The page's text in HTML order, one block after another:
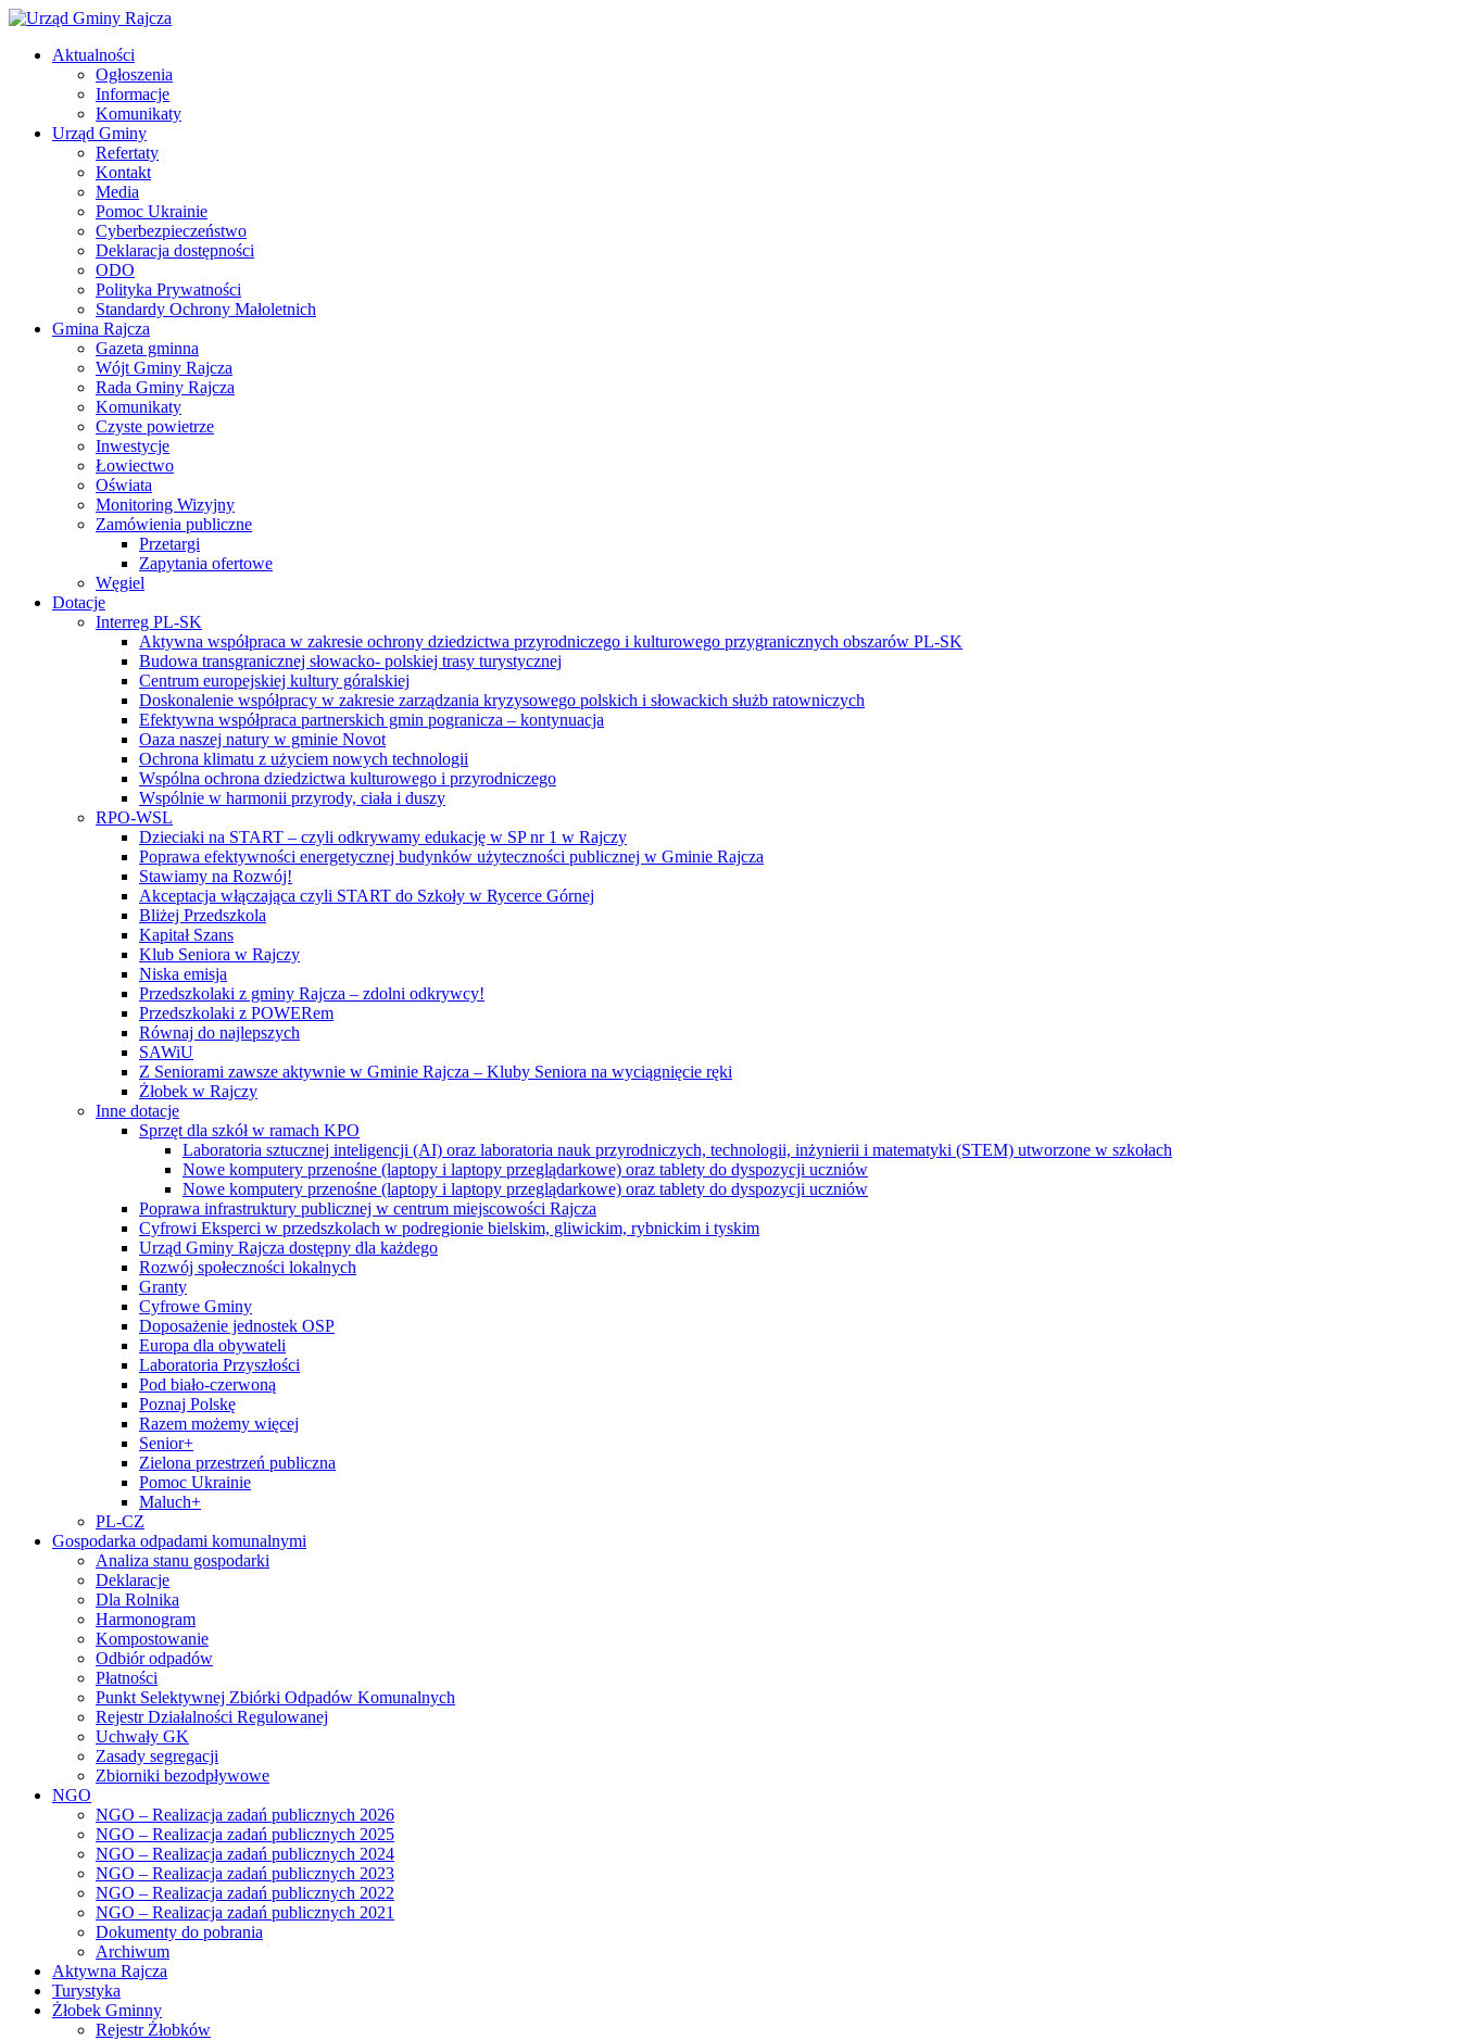
Aktualności
Ogłoszenia
Informacje
Komunikaty
Urząd Gminy
Refertaty
Kontakt
Media
Pomoc Ukrainie
Cyberbezpieczeństwo
Deklaracja dostępności
ODO
Polityka Prywatności
Standardy Ochrony Małoletnich
Gmina Rajcza
Gazeta gminna
Wójt Gminy Rajcza
Rada Gminy Rajcza
Komunikaty
Czyste powietrze
Inwestycje
Łowiectwo
Oświata
Monitoring Wizyjny
Zamówienia publiczne
Przetargi
Zapytania ofertowe
Węgiel
Dotacje
Interreg PL-SK
Aktywna współpraca w zakresie ochrony dziedzictwa przyrodniczego i kulturowego przygranicznych obszarów PL-SK
Budowa transgranicznej słowacko- polskiej trasy turystycznej
Centrum europejskiej kultury góralskiej
Doskonalenie współpracy w zakresie zarządzania kryzysowego polskich i słowackich służb ratowniczych
Efektywna współpraca partnerskich gmin pogranicza – kontynuacja
Oaza naszej natury w gminie Novot
Ochrona klimatu z użyciem nowych technologii
Wspólna ochrona dziedzictwa kulturowego i przyrodniczego
Wspólnie w harmonii przyrody, ciała i duszy
RPO-WSL
Dzieciaki na START – czyli odkrywamy edukację w SP nr 1 w Rajczy
Poprawa efektywności energetycznej budynków użyteczności publicznej w Gminie Rajcza
Stawiamy na Rozwój!
Akceptacja włączająca czyli START do Szkoły w Rycerce Górnej
Bliżej Przedszkola
Kapitał Szans
Klub Seniora w Rajczy
Niska emisja
Przedszkolaki z gminy Rajcza – zdolni odkrywcy!
Przedszkolaki z POWERem
Równaj do najlepszych
SAWiU
Z Seniorami zawsze aktywnie w Gminie Rajcza – Kluby Seniora na wyciągnięcie ręki
Żłobek w Rajczy
Inne dotacje
Sprzęt dla szkół w ramach KPO
Laboratoria sztucznej inteligencji (AI) oraz laboratoria nauk przyrodniczych, technologii, inżynierii i matematyki (STEM) utworzone w szkołach
Nowe komputery przenośne (laptopy i laptopy przeglądarkowe) oraz tablety do dyspozycji uczniów
Nowe komputery przenośne (laptopy i laptopy przeglądarkowe) oraz tablety do dyspozycji uczniów
Poprawa infrastruktury publicznej w centrum miejscowości Rajcza
Cyfrowi Eksperci w przedszkolach w podregionie bielskim, gliwickim, rybnickim i tyskim
Urząd Gminy Rajcza dostępny dla każdego
Rozwój społeczności lokalnych
Granty
Cyfrowe Gminy
Doposażenie jednostek OSP
Europa dla obywateli
Laboratoria Przyszłości
Pod biało-czerwoną
Poznaj Polskę
Razem możemy więcej
Senior+
Zielona przestrzeń publiczna
Pomoc Ukrainie
Maluch+
PL-CZ
Gospodarka odpadami komunalnymi
Analiza stanu gospodarki
Deklaracje
Dla Rolnika
Harmonogram
Kompostowanie
Odbiór odpadów
Płatności
Punkt Selektywnej Zbiórki Odpadów Komunalnych
Rejestr Działalności Regulowanej
Uchwały GK
Zasady segregacji
Zbiorniki bezodpływowe
NGO
NGO – Realizacja zadań publicznych 2026
NGO – Realizacja zadań publicznych 2025
NGO – Realizacja zadań publicznych 2024
NGO – Realizacja zadań publicznych 2023
NGO – Realizacja zadań publicznych 2022
NGO – Realizacja zadań publicznych 2021
Dokumenty do pobrania
Archiwum
Aktywna Rajcza
Turystyka
Żłobek Gminny
Rejestr Żłobków